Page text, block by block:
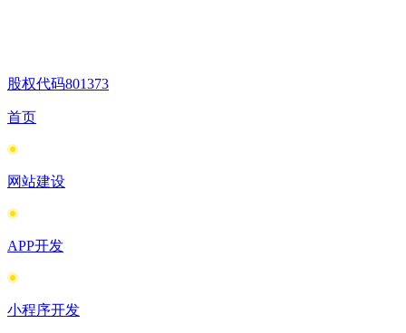
股权代码801373
首页
网站建设
APP开发
小程序开发